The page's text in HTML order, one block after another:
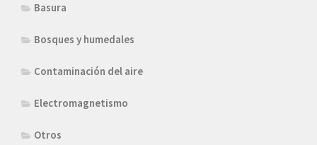
Basura
Bosques y humedales
Contaminación del aire
Electromagnetismo
Otros